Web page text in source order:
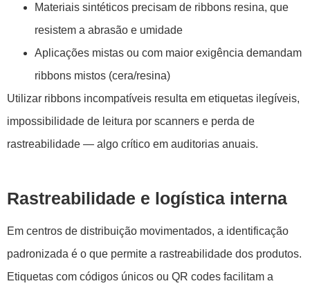
Materiais sintéticos precisam de ribbons resina, que
resistem a abrasão e umidade
Aplicações mistas ou com maior exigência demandam
ribbons mistos (cera/resina)
Utilizar ribbons incompatíveis resulta em etiquetas ilegíveis,
impossibilidade de leitura por scanners e perda de
rastreabilidade — algo crítico em auditorias anuais.
Rastreabilidade e logística interna
Em centros de distribuição movimentados, a identificação
padronizada é o que permite a rastreabilidade dos produtos.
Etiquetas com códigos únicos ou QR codes facilitam a